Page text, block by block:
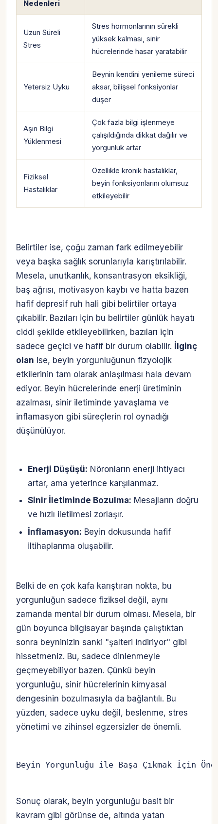
Nedenleri
Uzun Süreli
Stres
Stres hormonlarının sürekli
yüksek kalması, sinir
hücrelerinde hasar yaratabilir
Yetersiz Uyku
Beynin kendini yenileme süreci
aksar, bilişsel fonksiyonlar
düşer
Aşırı Bilgi
Yüklenmesi
Çok fazla bilgi işlenmeye
çalışıldığında dikkat dağılır ve
yorgunluk artar
Fiziksel
Hastalıklar
Özellikle kronik hastalıklar,
beyin fonksiyonlarını olumsuz
etkileyebilir
Belirtiler ise, çoğu zaman fark edilmeyebilir
veya başka sağlık sorunlarıyla karıştırılabilir.
Mesela, unutkanlık, konsantrasyon eksikliği,
baş ağrısı, motivasyon kaybı ve hatta bazen
hafif depresif ruh hali gibi belirtiler ortaya
çıkabilir. Bazıları için bu belirtiler günlük hayatı
ciddi şekilde etkileyebilirken, bazıları için
sadece geçici ve hafif bir durum olabilir. İlginç
olan ise, beyin yorgunluğunun fizyolojik
etkilerinin tam olarak anlaşılması hala devam
ediyor. Beyin hücrelerinde enerji üretiminin
azalması, sinir iletiminde yavaşlama ve
inflamasyon gibi süreçlerin rol oynadığı
düşünülüyor.
Enerji Düşüşü: Nöronların enerji ihtiyacı
artar, ama yeterince karşılanmaz.
Sinir İletiminde Bozulma: Mesajların doğru
ve hızlı iletilmesi zorlaşır.
İnflamasyon: Beyin dokusunda hafif
iltihaplanma oluşabilir.
Belki de en çok kafa karıştıran nokta, bu
yorgunluğun sadece fiziksel değil, aynı
zamanda mental bir durum olması. Mesela, bir
gün boyunca bilgisayar başında çalıştıktan
sonra beyninizin sanki "şalteri indiriyor" gibi
hissetmeniz. Bu, sadece dinlenmeyle
geçmeyebiliyor bazen. Çünkü beyin
yorgunluğu, sinir hücrelerinin kimyasal
dengesinin bozulmasıyla da bağlantılı. Bu
yüzden, sadece uyku değil, beslenme, stres
yönetimi ve zihinsel egzersizler de önemli.
Beyin Yorgunluğu ile Başa Çıkmak İçin
Sonuç olarak, beyin yorgunluğu basit bir
kavram gibi görünse de, altında yatan